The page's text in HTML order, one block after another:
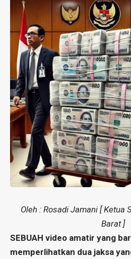
Oleh : Rosadi Jamani [ Ketua
Barat ]
SEBUAH video amatir yang
memperlihatkan dua jaksa